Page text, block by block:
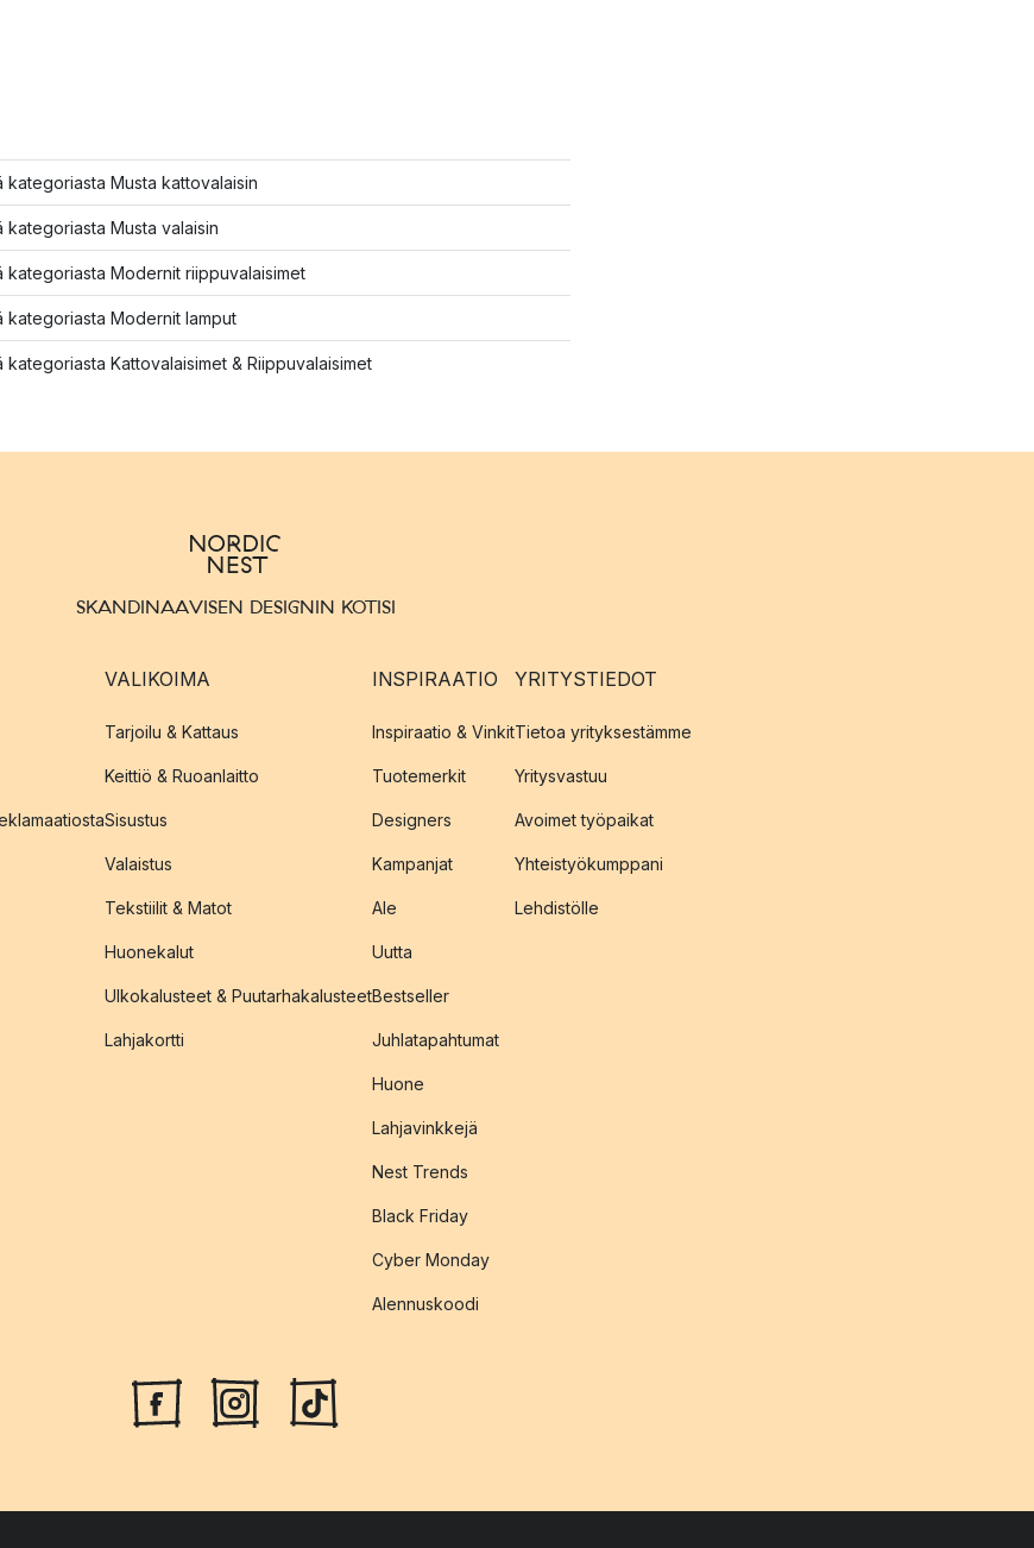
kategoriasta Musta kattovalaisin
kategoriasta Musta valaisin
kategoriasta Modernit riippuvalaisimet
kategoriasta Modernit lamput
kategoriasta Kattovalaisimet & Riippuvalaisimet
SKANDINAAVISEN DESIGNIN KOTISI
VALIKOIMA
Tarjoilu & Kattaus
Keittiö & Ruoanlaitto
Sisustus
Valaistus
Tekstiilit & Matot
Huonekalut
Ulkokalusteet & Puutarhakalusteet
Lahjakortti
INSPIRAATIO
Inspiraatio & Vinkit
Tuotemerkit
Designers
Kampanjat
Ale
Uutta
Bestseller
Juhlatapahtumat
Huone
Lahjavinkkejä
Nest Trends
Black Friday
Cyber Monday
Alennuskoodi
YRITYSTIEDOT
Tietoa yrityksestämme
Yritysvastuu
Avoimet työpaikat
Yhteistyökumppani
Lehdistölle